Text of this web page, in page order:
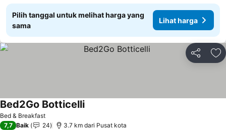
Pilih tanggal untuk melihat harga yang
sama
Lihat harga
Bagikan
Bed & Breakfast
Bed2Go Botticelli
7,7 Baik 24 3.7 km dari Pusat kota